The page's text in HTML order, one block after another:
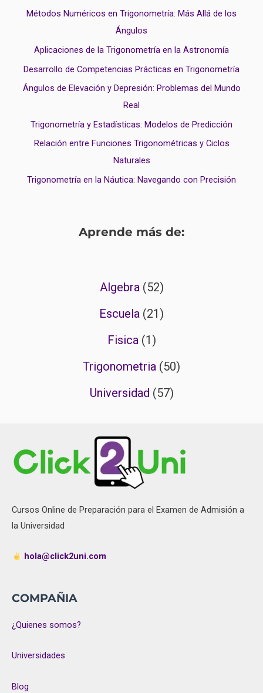
Métodos Numéricos en Trigonometría: Más Allá de los
Ángulos
Aplicaciones de la Trigonometría en la Astronomía
Desarrollo de Competencias Prácticas en Trigonometría
Ángulos de Elevación y Depresión: Problemas del Mundo
Real
Trigonometría y Estadísticas: Modelos de Predicción
Relación entre Funciones Trigonométricas y Ciclos
Naturales
Trigonometría en la Náutica: Navegando con Precisión
Aprende más de:
Algebra (52)
Escuela (21)
Fisica (1)
Trigonometria (50)
Universidad (57)
Cursos Online de Preparación para el Examen de Admisión a
la Universidad
hola@click2uni.com
COMPAÑIA
¿Quienes somos?
Universidades
Blog